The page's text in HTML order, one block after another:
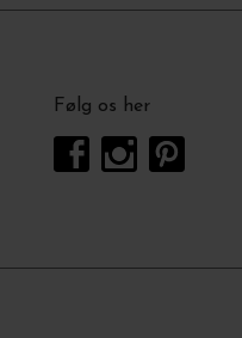
Følg os her